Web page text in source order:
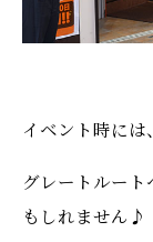
イベント時には
グレートルー
もしれません♪